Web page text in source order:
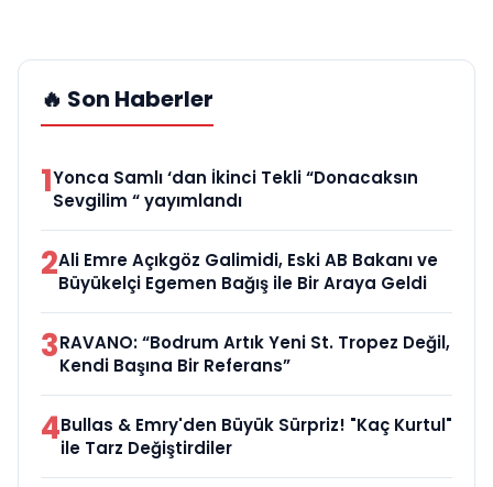
🔥 Son Haberler
1Yonca Samlı ‘dan İkinci Tekli “Donacaksın
Sevgilim “ yayımlandı
2Ali Emre Açıkgöz Galimidi, Eski AB Bakanı ve
Büyükelçi Egemen Bağış ile Bir Araya Geldi
3RAVANO: “Bodrum Artık Yeni St. Tropez Değil,
Kendi Başına Bir Referans”
4Bullas & Emry'den Büyük Sürpriz! "Kaç Kurtul"
ile Tarz Değiştirdiler